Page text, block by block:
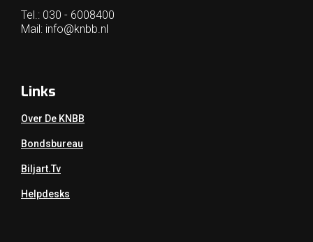
Tel.: 030 - 6008400
Mail: info@knbb.nl
Links
Over De KNBB
Bondsbureau
Biljart.tv
Helpdesks